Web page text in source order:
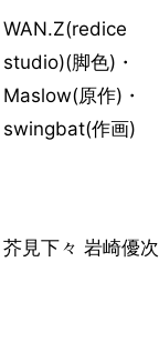
WAN.Z(redice
studio)(脚色)・
Maslow(原作)・
swingbat(作画)
芥見下々 岩崎優次